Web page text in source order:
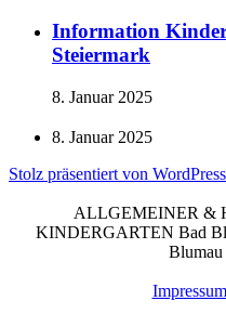
Information
Steiermark
8. Januar 2025
8. Januar 2025
Stolz präsentiert von WordPress
ALLGEMEINER &
KINDERGARTEN Bad
Blumau